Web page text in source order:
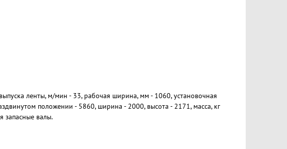
ленты, м/мин - 33, рабочая ширина, мм - 1060, установочная
положении - 5860, ширина - 2000, высота - 2171, масса, кг
запасные валы.